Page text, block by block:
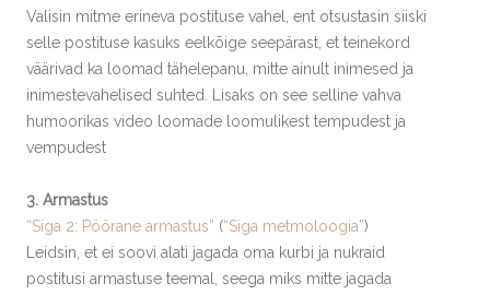
Valisin mitme erineva postituse vahel, ent otsustasin siiski
selle postituse kasuks eelkõige seepärast, et teinekord
väärivad ka loomad tähelepanu, mitte ainult inimesed ja
inimestevahelised suhted. Lisaks on see selline vahva
humoorikas video loomade loomulikest tempudest ja
vempudest
3. Armastus
“Siga 2: Pöörane armastus” (“Siga metmoloogia”)
Leidsin, et ei soovi alati jagada oma kurbi ja nukraid
postitusi armastuse teemal, seega miks mitte jagada